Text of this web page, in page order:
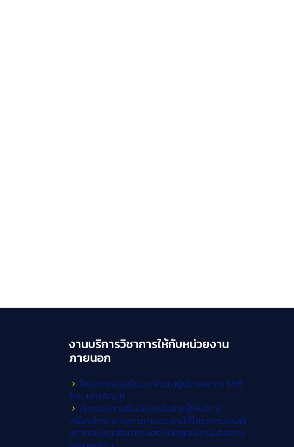
งานบริการวิชาการให้กับหน่วยงาน
ภายนอก
โครงการส่งเสริมและพัฒนาผู้ประกอบการ SME
โดย. มทร.ธัญบุรี
กิจกรรมการเชื่อมโยงเครือข่ายผู้ให้บริการ
เครื่องจักรกลทางการเกษตร ภายใต้โครงการส่งเสริ
มการรแปรรูปสินค้าเกษตรระดับชุมชน กรมส่งเสริม